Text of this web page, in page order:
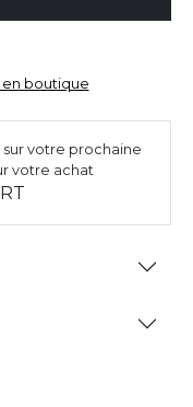
en boutique
sur votre prochaine
votre achat